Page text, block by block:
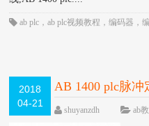
ab plc ，ab plc视频教程 ，编码器 ，
2018
04-21
AB 1400 plc脉
操作视频教程-
shuyanzdh ab